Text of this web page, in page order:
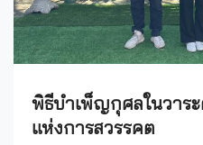
พิธีบำเพ็ญกุศลในวาร
แห่งการสวรรคต